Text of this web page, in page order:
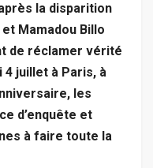
la disparition
Mamadou Billo
de réclamer vérité
4 juillet à Paris, à
les
d’enquête et
à faire toute la